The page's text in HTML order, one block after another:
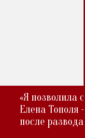
«Я позволила
Елена Тополя
после развода